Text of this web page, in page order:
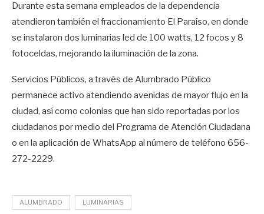
Durante esta semana empleados de la dependencia
atendieron también el fraccionamiento El Paraíso, en donde
se instalaron dos luminarias led de 100 watts, 12 focos y 8
fotoceldas, mejorando la iluminación de la zona.
Servicios Públicos, a través de Alumbrado Público
permanece activo atendiendo avenidas de mayor flujo en la
ciudad, así como colonias que han sido reportadas por los
ciudadanos por medio del Programa de Atención Ciudadana
o en la aplicación de WhatsApp al número de teléfono 656-
272-2229.
ALUMBRADO LUMINARIAS